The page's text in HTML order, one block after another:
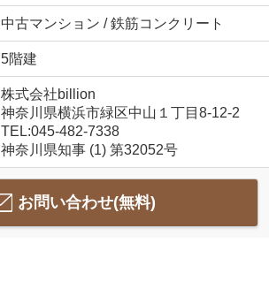
中古マンション / 鉄筋コンクリート
5階建
株式会社billion
神奈川県横浜市緑区中山１丁目8-12-2
TEL:045-482-7338
神奈川県知事 (1) 第32052号
お問い合わせ(無料)